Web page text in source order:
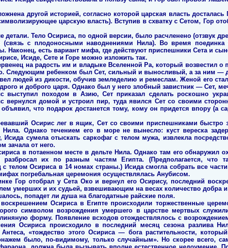
другой историей, согласно которой царская власть
царскую власть). Вступив в схватку с Сетом, Гор
Тело Осириса, по одной версии, было расчленено (отзвук
(связь с плодоносными наводнениями Нила). Во время
Наконец, есть вариант мифа, где действуют приспешники Сета и
Исиде, Сете и Горе можно изложить так.
на радость им и владыке Вселенной Ра, который возвестил о
Следующим ребенком был Сет, сильный и выносливый, а за ним —
людей из дикости, обучив земледелию и ремеслам. Женой его
и доброго царя. Однако был у него злобный завистник — Сет,
выступил походом в Азию, Сет приказал сделать роскошно
вернулся домой и устроил пир, туда явился Сет со своими
что подарок достанется тому, кому он придется впору (а
Осирис лег в ящик, Сет со своими приспешниками быстро
Однако течением его в море не вынесло: куст вереска
Исида сумела отыскать саркофаг с телом мужа, извлекла
зачала от него.
в потаенном месте в дельте Нила. Однако там его обнаружил
их по разным частям Египта. (Предполагается, что
с телом Осириса в 14 номах страны.) Исида смогла собрать все
погребальная церемония осуществлялась Анубисом.
Гор отобрал у Сета Око и вернул его Осирису, последний
умерших и их судьей, взвешивающим на весах количество добра
попадет ли душа на благодатные райские поля.
Осириса в Египте происходили торжественные
символом возрождения умершего в царстве мертвых
форму. Появление всходов отождествлялось с
Осириса происходило в последний месяц сезона разлива
«тождество этого Осириса — бога растительности,
было, по-видимому, только случайным». Но скорее всего,